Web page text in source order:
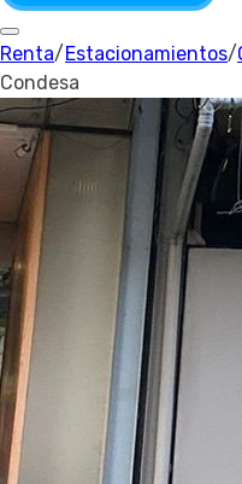
Renta/ Estacionamientos/
Condesa